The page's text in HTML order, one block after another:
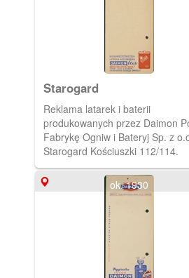
Starogard
Reklama latarek i baterii
produkowanych przez Daimon
Fabrykę Ogniw i Bateryj Sp. z
Starogard Kościuszki 112/114.
ok. 1930